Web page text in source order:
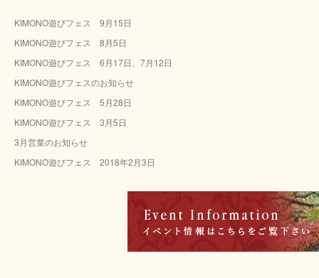
カ
イ
ブ
KIMONO遊びフェス 9月15日
KIMONO遊びフェス 8月5日
KIMONO遊びフェス 6月17日、7月12日
KIMONO遊びフェスのお知らせ
KIMONO遊びフェス 5月28日
KIMONO遊びフェス 3月5日
3月営業のお知らせ
KIMONO遊びフェス 2018年2月3日